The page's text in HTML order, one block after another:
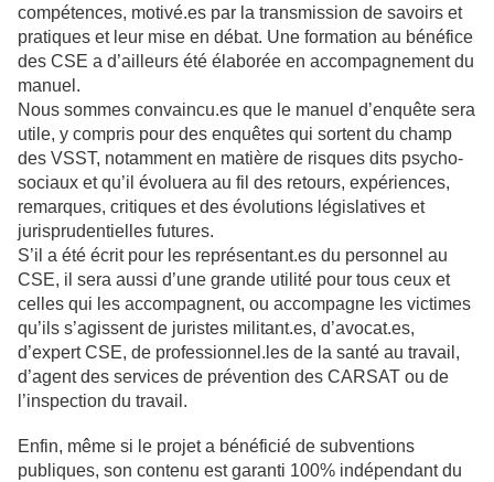
compétences, motivé.es par la transmission de savoirs et
pratiques et leur mise en débat. Une formation au bénéfice
des CSE a d’ailleurs été élaborée en accompagnement du
manuel.
Nous sommes convaincu.es que le manuel d’enquête sera
utile, y compris pour des enquêtes qui sortent du champ
des VSST, notamment en matière de risques dits psycho-
sociaux et qu’il évoluera au fil des retours, expériences,
remarques, critiques et des évolutions législatives et
jurisprudentielles futures.
S’il a été écrit pour les représentant.es du personnel au
CSE, il sera aussi d’une grande utilité pour tous ceux et
celles qui les accompagnent, ou accompagne les victimes
qu’ils s’agissent de juristes militant.es, d’avocat.es,
d’expert CSE, de professionnel.les de la santé au travail,
d’agent des services de prévention des CARSAT ou de
l’inspection du travail.
Enfin, même si le projet a bénéficié de subventions
publiques, son contenu est garanti 100% indépendant du